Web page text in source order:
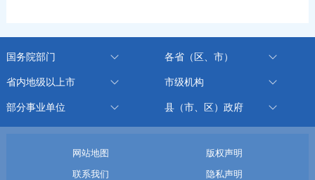
国务院部门 各省（区、市）
省内地级以上市 市级机构
部分事业单位 县（市、区）政府
网站地图
版权声明
联系我们
隐私声明